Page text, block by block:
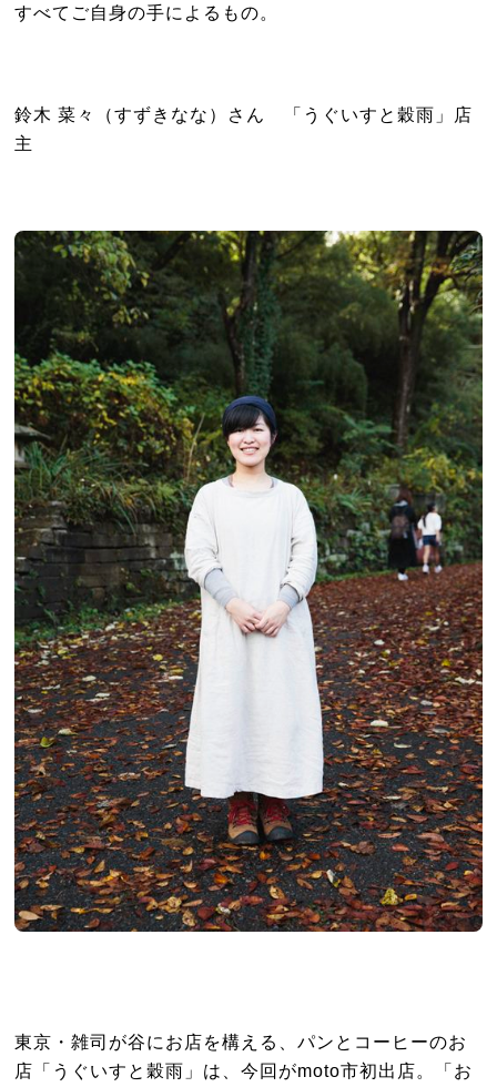
すべてご自身の手によるもの。
鈴木 菜々（すずきなな）さん 「うぐいすと穀雨」店
主
東京・雑司が谷にお店を構える、パンとコーヒーのお
店「うぐいすと穀雨」は、今回がmoto市初出店。「お